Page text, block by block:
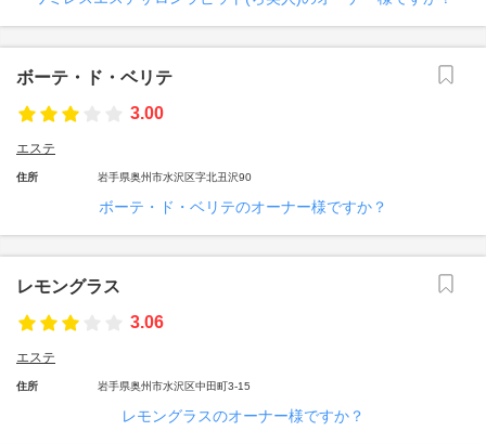
ボーテ・ド・ベリテ
3.00
エステ
住所 岩手県奥州市水沢区字北丑沢90
ボーテ・ド・ベリテのオーナー様ですか？
レモングラス
3.06
エステ
住所 岩手県奥州市水沢区中田町3-15
レモングラスのオーナー様ですか？